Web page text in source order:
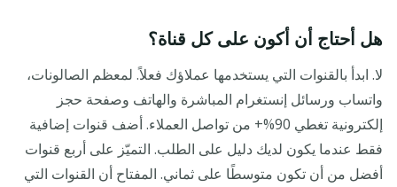
هل أحتاج أن أكون على كل قناة؟
لا. ابدأ بالقنوات التي يستخدمها عملاؤك فعلاً. لمعظم الصالونات،
واتساب ورسائل إنستغرام المباشرة والهاتف وصفحة حجز
إلكترونية تغطي 90%+ من تواصل العملاء. أضف قنوات إضافية
فقط عندما يكون لديك دليل على الطلب. التميّز على أربع قنوات
أفضل من أن تكون متوسطًا على ثماني. المفتاح أن القنوات التي